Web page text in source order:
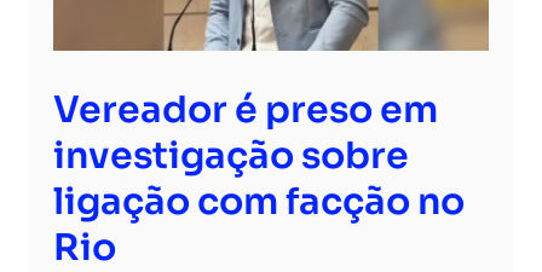
Vereador é preso em
investigação sobre
ligação com facção no
Rio